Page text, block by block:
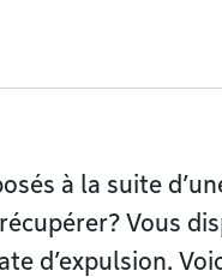
à la suite
Vous
d’expulsion.